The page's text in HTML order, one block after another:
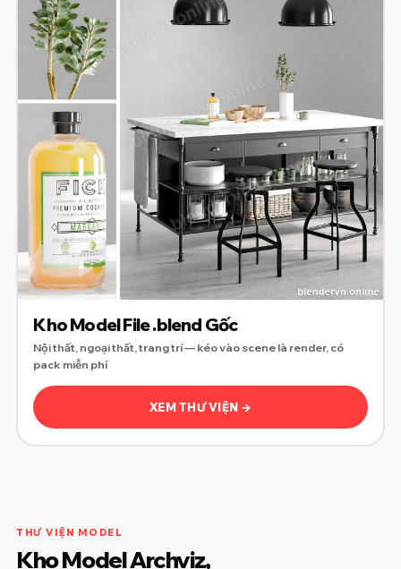
Kho Model File .blend Gốc
Nội thất, ngoại thất, trang trí — kéo vào scene là render, có
pack miễn phí
XEM THƯ VIỆN →
THƯ VIỆN MODEL
Kho Model Archviz,